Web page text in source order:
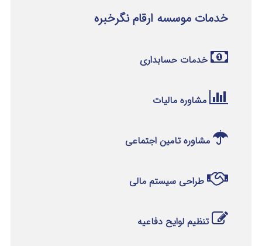
خدمات موسسه ارقام نگرخبره
خدمات حسابداری
مشاوره مالیات
مشاوره تامین اجتماعی
طراحی سیستم مالی
تنظیم لوایح دفاعیه